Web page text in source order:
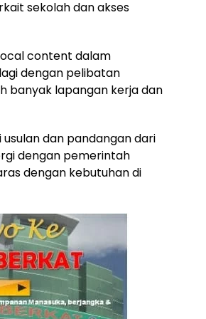
sekolah dan akses
content dalam
dengan pelibatan
banyak lapangan kerja dan
dan pandangan dari
dengan pemerintah
dengan kebutuhan di